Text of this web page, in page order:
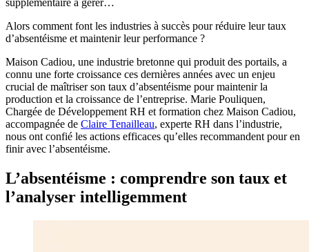
supplémentaire à gérer…
Alors comment font les industries à succès pour réduire leur taux
d’absentéisme et maintenir leur performance ?
Maison Cadiou, une industrie bretonne qui produit des portails, a
connu une forte croissance ces dernières années avec un enjeu
crucial de maîtriser son taux d’absentéisme pour maintenir la
production et la croissance de l’entreprise. Marie Pouliquen,
Chargée de Développement RH et formation chez Maison Cadiou,
accompagnée de Claire Tenailleau, experte RH dans l’industrie,
nous ont confié les actions efficaces qu’elles recommandent pour en
finir avec l’absentéisme.
L’absentéisme : comprendre son taux et
l’analyser intelligemment